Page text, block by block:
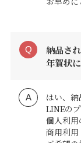
納品さ
年賀状
はい、
LINEの
個人利用
商用利